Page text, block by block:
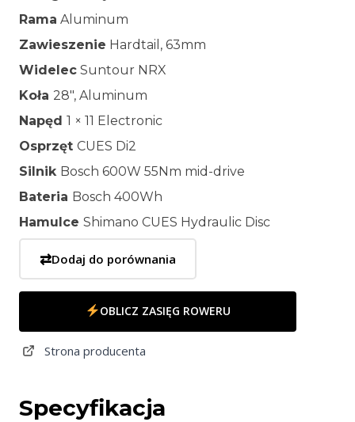
Rama Aluminum
Zawieszenie Hardtail, 63mm
Widelec Suntour NRX
Koła 28″, Aluminum
Napęd 1 × 11 Electronic
Osprzęt CUES Di2
Silnik Bosch 600W 55Nm mid-drive
Bateria Bosch 400Wh
Hamulce Shimano CUES Hydraulic Disc
⇄Dodaj do porównania
OBLICZ ZASIĘG ROWERU
Strona producenta
Specyfikacja